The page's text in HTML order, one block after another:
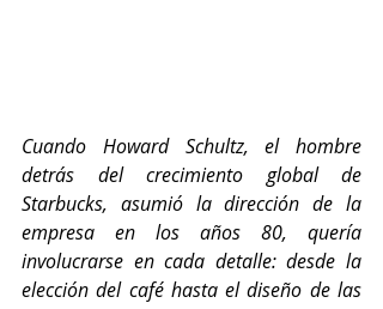
Cuando Howard Schultz, el hombre
detrás del crecimiento global de
Starbucks, asumió la dirección de la
empresa en los años 80, quería
involucrarse en cada detalle: desde la
elección del café hasta el diseño de las